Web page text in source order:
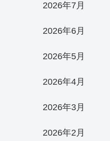
2026年7月
2026年6月
2026年5月
2026年4月
2026年3月
2026年2月